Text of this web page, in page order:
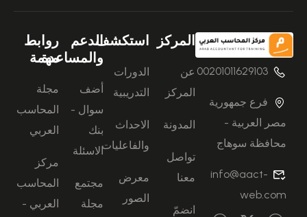
00201011629103
فرع جمهورية
مصر العربية -
محافظة سوهاج
info@aact-
web.com
المركز
عن
المركز
المدونة
تواصل
معنا
انضمّ
استكشف
الدورات
التدريبية
الاحداث
والفاعليات
معرض
الصور
الدعم
والمساعدة
أضف
سوال -
بنك
الاسئلة
مجتمع
مجلة
روابط
مهمة
مجلة
المحاسب
العربي
مركز
المحاسب
العربي -